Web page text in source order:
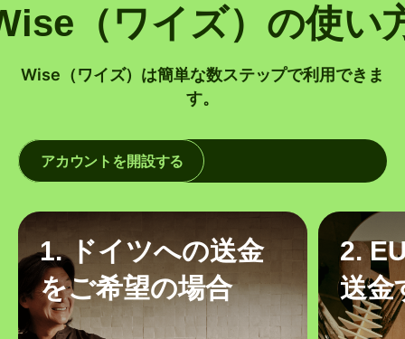
（ワイズ）の使い
Wise（ワイズ）は簡単な数ステップで利用できま
す。
アカウントを開設する
1. ドイツへの送金
をご希望の場合
2.
送金